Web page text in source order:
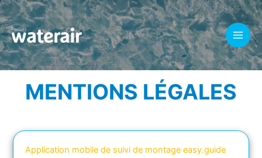
Aller
au
contenu
MENTIONS LÉGALES
Application mobile de suivi de montage easy.guide